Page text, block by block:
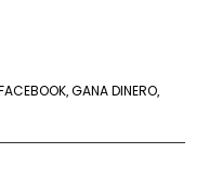
,GANA DINERO,